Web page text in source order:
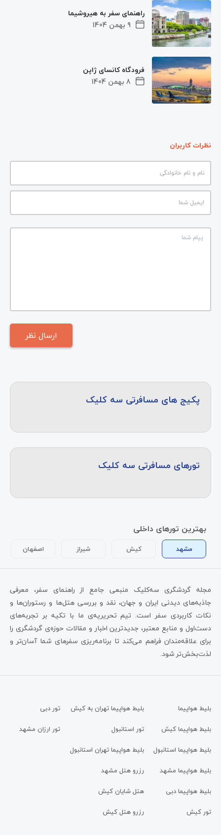
9 بهمن 1404
راهنمای سفر به هیروشیما
8 بهمن 1404
فرودگاه کانسای ژاپن
نظرات کاربران
پکیج های مسافرتی سه کلیک
تورهای مسافرتی سه کلیک
بهترین تورهای داخلی
مشهد کیش شیراز اصفهان
مجله گردشگری سه‌کلیک منبعی جامع از راهنمای سفر، معرفی
جاذبه‌های دیدنی ایران و جهان، نقد و بررسی هتل‌ها و رستوران‌ها و
نکات کاربردی سفر است. تیم تحریریه‌ی ما با تکیه بر تجربه‌های
دست‌اول و منابع معتبر، جدیدترین اخبار و مقالات حوزه‌ی گردشگری را
برای علاقه‌مندان فراهم می‌کند تا برنامه‌ریزی سفرهای شما آسان‌تر و
لذت‌بخش‌تر شود.
بلیط هواپیما
بلیط هواپیما کیش
بلیط هواپیما استانبول
بلیط هواپیما مشهد
بلیط هواپیما دبی
تور کیش
بلیط هواپیما تهران به کیش
تور استانبول
بلیط هواپیما تهران استانبول
رزرو هتل مشهد
هتل شایان کیش
رزرو هتل کیش
تور دبی
تور ارزان مشهد